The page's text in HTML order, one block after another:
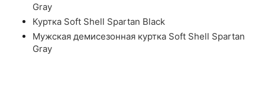
Gray
Куртка Soft Shell Spartan Black
Мужская демисезонная куртка Soft Shell Spartan
Gray